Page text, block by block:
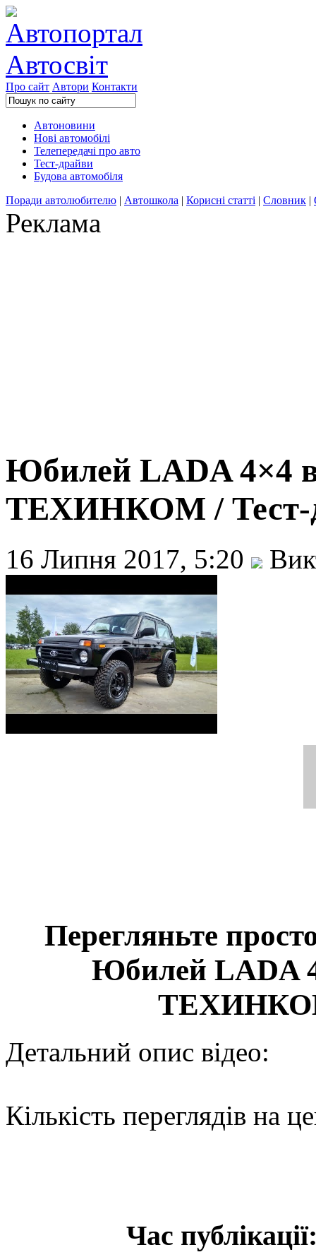
Про сайт Автори Контакти
Автоновини
Нові автомобілі
Телепередачі про авто
Тест-драйви
Будова автомобіля
Поради автолюбителю | Автошкола | Корисні статті | Словник |
Реклама
Юбилей LADA 4×4
ТЕХИНКОМ / Тест-
16 Липня 2017, 5:20
Перегляньте
Юбилей LADA
Детальний опис відео:
Кількість переглядів на
Час